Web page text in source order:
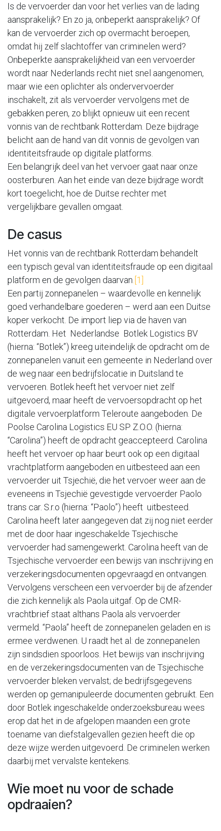
Is de vervoerder dan voor het verlies van de lading
aansprakelijk? En zo ja, onbeperkt aansprakelijk? Of
kan de vervoerder zich op overmacht beroepen,
omdat hij zelf slachtoffer van criminelen werd?
Onbeperkte aansprakelijkheid van een vervoerder
wordt naar Nederlands recht niet snel aangenomen,
maar wie een oplichter als ondervervoerder
inschakelt, zit als vervoerder vervolgens met de
gebakken peren, zo blijkt opnieuw uit een recent
vonnis van de rechtbank Rotterdam. Deze bijdrage
belicht aan de hand van dit vonnis de gevolgen van
identiteitsfraude op digitale platforms.
Een belangrijk deel van het vervoer gaat naar onze
oosterburen. Aan het einde van deze bijdrage wordt
kort toegelicht, hoe de Duitse rechter met
vergelijkbare gevallen omgaat.
De casus
Het vonnis van de rechtbank Rotterdam behandelt
een typisch geval van identiteitsfraude op een digitaal
platform en de gevolgen daarvan .[1]
Een partij zonnepanelen – waardevolle en kennelijk
goed verhandelbare goederen – werd aan een Duitse
koper verkocht. De import liep via de haven van
Rotterdam. Het Nederlandse Botlek Logistics BV
(hierna: “Botlek”) kreeg uiteindelijk de opdracht om de
zonnepanelen vanuit een gemeente in Nederland over
de weg naar een bedrijfslocatie in Duitsland te
vervoeren. Botlek heeft het vervoer niet zelf
uitgevoerd, maar heeft de vervoersopdracht op het
digitale vervoerplatform Teleroute aangeboden. De
Poolse Carolina Logistics EU SP Z.O.O. (hierna:
“Carolina”) heeft de opdracht geaccepteerd. Carolina
heeft het vervoer op haar beurt ook op een digitaal
vrachtplatform aangeboden en uitbesteed aan een
vervoerder uit Tsjechië, die het vervoer weer aan de
eveneens in Tsjechië gevestigde vervoerder Paolo
trans car. S.r.o (hierna: “Paolo”) heeft uitbesteed.
Carolina heeft later aangegeven dat zij nog niet eerder
met de door haar ingeschakelde Tsjechische
vervoerder had samengewerkt. Carolina heeft van de
Tsjechische vervoerder een bewijs van inschrijving en
verzekeringsdocumenten opgevraagd en ontvangen.
Vervolgens verscheen een vervoerder bij de afzender
die zich kennelijk als Paola uitgaf. Op de CMR-
vrachtbrief staat althans Paola als vervoerder
vermeld. “Paola” heeft de zonnepanelen geladen en is
ermee verdwenen. U raadt het al: de zonnepanelen
zijn sindsdien spoorloos. Het bewijs van inschrijving
en de verzekeringsdocumenten van de Tsjechische
vervoerder bleken vervalst; de bedrijfsgegevens
werden op gemanipuleerde documenten gebruikt. Een
door Botlek ingeschakelde onderzoeksbureau wees
erop dat het in de afgelopen maanden een grote
toename van diefstalgevallen gezien heeft die op
deze wijze werden uitgevoerd. De criminelen werken
daarbij met vervalste kentekens.
Wie moet nu voor de schade
opdraaien?